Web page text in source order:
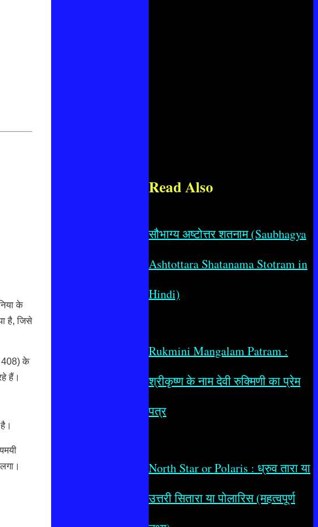
के
है, जिसे
408) के
हैं।
Read Also
सौभाग्य अष्टोत्तर शतनाम (Saubhagya
Ashtottara Shatanama Stotram in
Hindi)
Rukmini Mangalam Patram :
श्रीकृष्ण के नाम देवी रुक्मिणी का प्रेम
पत्र
North Star or Polaris : ध्रुव तारा या
उत्तरी सितारा या पोलारिस (महत्वपूर्ण